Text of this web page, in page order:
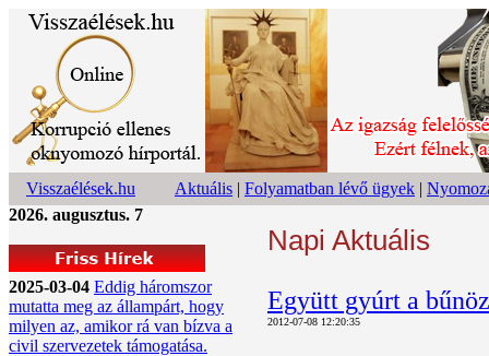
Visszaélések.hu Aktuális | Folyamatban lévő ügyek |
2026. augusztus. 7
2025-03-04 Eddig háromszor
mutatta meg az állampárt, hogy
milyen az, amikor rá van bízva a
civil szervezetek támogatása.
Napi Aktuális
Együtt gyúrt a
2012-07-08 12:20:35